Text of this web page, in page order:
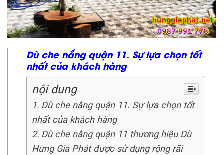
Dù che nắng quận 11. Sự lựa chọn tốt
nhất của khách hàng
nội dung
Dù che nắng quận 11. Sự lựa chọn tốt
nhất của khách hàng
Dù che nắng quận 11 thương hiệu Dù
Hưng Gia Phát được sử dụng rộng rãi